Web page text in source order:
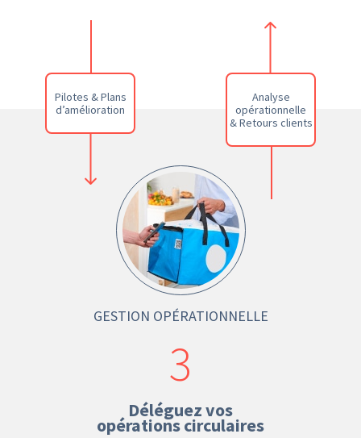
Pilotes & Plans
d’amélioration
Analyse
opérationnelle
& Retours clients
GESTION OPÉRATIONNELLE
3
Déléguez vos
opérations circulaires